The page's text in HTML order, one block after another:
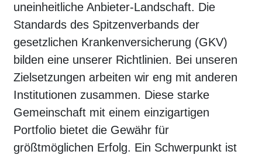
uneinheitliche Anbieter-Landschaft. Die
Standards des Spitzenverbands der
gesetzlichen Krankenversicherung (GKV)
bilden eine unserer Richtlinien. Bei unseren
Zielsetzungen arbeiten wir eng mit anderen
Institutionen zusammen. Diese starke
Gemeinschaft mit einem einzigartigen
Portfolio bietet die Gewähr für
größtmöglichen Erfolg. Ein Schwerpunkt ist